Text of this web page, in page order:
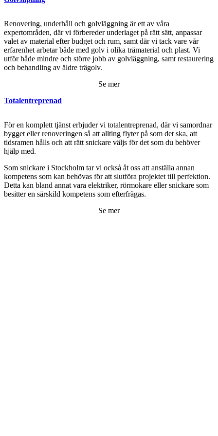
Renovering, underhåll och golvläggning är ett av våra
expertområden, där vi förbereder underlaget på rätt sätt, anpassar
valet av material efter budget och rum, samt där vi tack vare vår
erfarenhet arbetar både med golv i olika trämaterial och plast. Vi
utför både mindre och större jobb av golvläggning, samt restaurering
och behandling av äldre trägolv.
Se mer
Totalentreprenad
För en komplett tjänst erbjuder vi totalentreprenad, där vi samordnar
bygget eller renoveringen så att allting flyter på som det ska, att
tidsramen hålls och att rätt snickare väljs för det som du behöver
hjälp med.
Som snickare i Stockholm tar vi också åt oss att anställa annan
kompetens som kan behövas för att slutföra projektet till perfektion.
Detta kan bland annat vara elektriker, rörmokare eller snickare som
besitter en särskild kompetens som efterfrågas.
Se mer